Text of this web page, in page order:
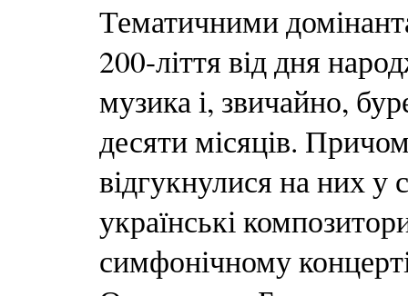
Тематичними
200-ліття від дня
музика і, звичайно,
десяти місяців.
відгукнулися на них у
українські
симфонічному